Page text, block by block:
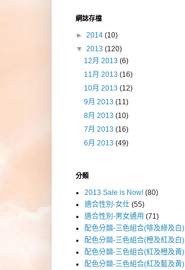
網誌存檔
► 2014 (10)
▼ 2013 (120)
12月 2013(6)
11月 2013(16)
10月 2013(12)
9月 2013(11)
8月 2013(10)
7月 2013(16)
6月 2013(49)
分類
2013 Sale is Now! (80)
適合性別-女仕 (55)
適合性別-男女通用 (71)
配色分類-三色組合(啡及綠及白)
配色分類-三色組合(橙及紅及白)
配色分類-三色組合(紅及橙及黃)
配色分類-三色組合(紅及藍及黃)